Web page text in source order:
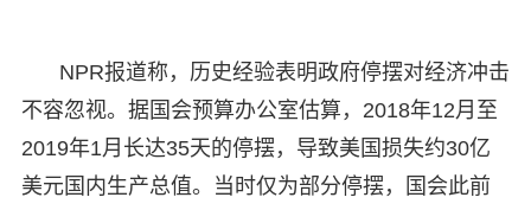
NPR报道称，历史经验表明政府停摆对经济冲击
不容忽视。据国会预算办公室估算，2018年12月至
2019年1月长达35天的停摆，导致美国损失约30亿
美元国内生产总值。当时仅为部分停摆，国会此前